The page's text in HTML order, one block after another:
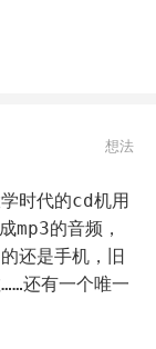
着毛毛虫自己
爱囤书，所
时候就存满
趁着便利性给
人的妈妈，一
放钢琴曲。
不散好用。
欢。
想法
时代的cd机用
mp3的音频，
还是手机，旧
还有一个唯一